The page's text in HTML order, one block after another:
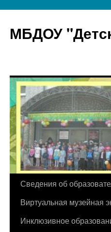
МБДОУ
Перейти
содержимому
Сведения об
Виртуальная музейная
Инклюзивное